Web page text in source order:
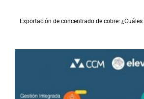
Exportación de concentrado de cobre: